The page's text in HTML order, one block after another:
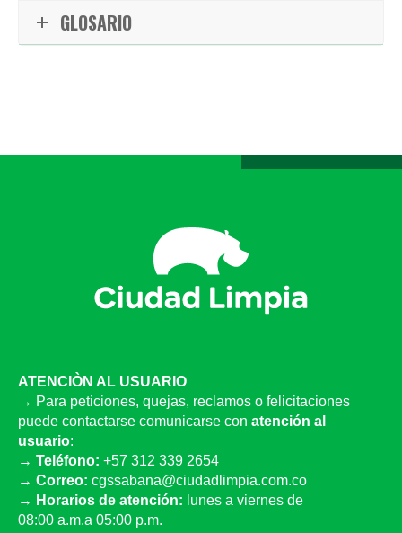
GLOSARIO
ATENCIÒN AL USUARIO
→ Para peticiones, quejas, reclamos o felicitaciones
puede contactarse comunicarse con atención al
usuario:
→ Teléfono: ‪+57 312 339 2654‬
→ Correo: cgssabana@ciudadlimpia.com.co
→ Horarios de atención: lunes a viernes de
08:00 a.m.a 05:00 p.m.